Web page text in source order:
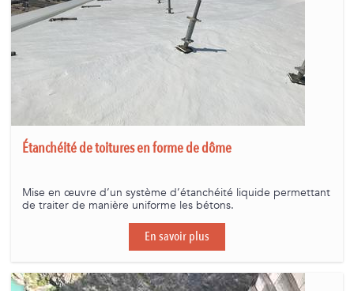
Étanchéité de toitures en forme de dôme
Mise en œuvre d’un système d’étanchéité liquide permettant
de traiter de manière uniforme les bétons.
En savoir plus